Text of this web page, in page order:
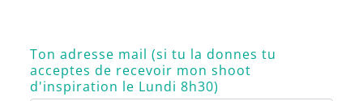
Ton adresse mail (si tu la donnes tu
acceptes de recevoir mon shoot
d'inspiration le Lundi 8h30)